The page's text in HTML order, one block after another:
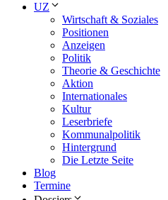
UZ
Wirtschaft & Soziales
Positionen
Anzeigen
Politik
Theorie & Geschichte
Aktion
Internationales
Kultur
Leserbriefe
Kommunalpolitik
Hintergrund
Die Letzte Seite
Blog
Termine